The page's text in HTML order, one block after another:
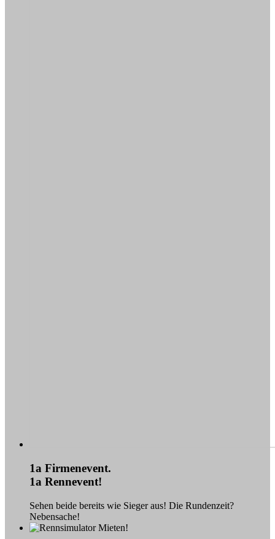
1a Firmenevent.
1a Rennevent!
Sehen beide bereits wie Sieger aus! Die Rundenzeit?
Nebensache!